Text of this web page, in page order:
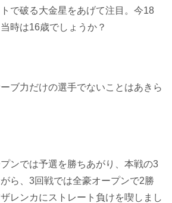
で破る大金星をあげて注目。今18
時は16歳でしょうか？
ブ力だけの選手でないことはあきら
ンでは予選を勝ちあがり、本戦の3
ら、3回戦では全豪オープンで2勝
レンカにストレート負けを喫しまし